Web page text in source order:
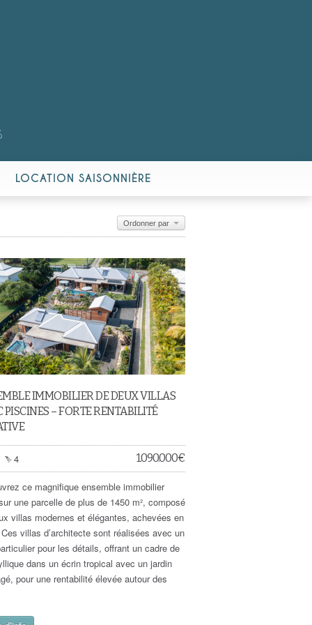
LOCATION SAISONNIÈRE
Ordonner par
IMMOBILIER DE DEUX VILLAS
PISCINES – FORTE RENTABILITÉ
4 1.090.000€
ce magnifique ensemble immobilier
une parcelle de plus de 1450 m², composé
villas modernes et élégantes, achevées en
villas d’architecte sont réalisées avec un
pour les détails, offrant un cadre de
dans un écrin tropical avec un jardin
pour une rentabilité élevée autour des